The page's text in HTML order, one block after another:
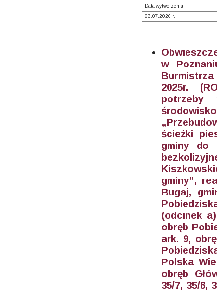
Data wytworzenia
03.07.2026 r.
w
2025r.
potrzeby
ścieżki
gminy do
gminy”,
Bugaj,
(odcinek
obręb
ark. 9,
Polska
obręb
35/7, 35/8,